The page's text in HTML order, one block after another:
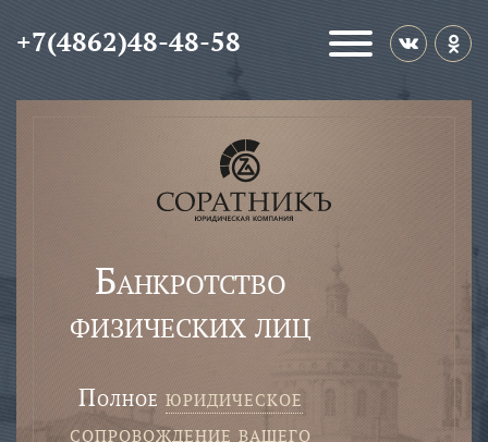
+7(4862)48-48-58
Банкротство
физических лиц
полное юридическое
сопровождение вашего